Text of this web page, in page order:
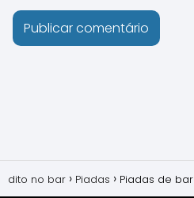
dito no bar Piadas Piadas de bar